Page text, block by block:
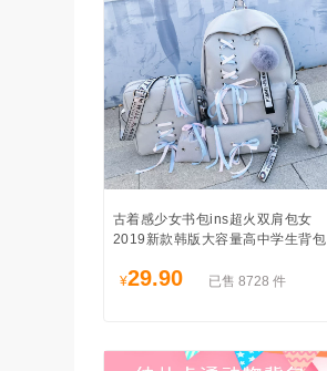
古着感少女书包ins超火双肩包女
2019新款韩版大容量高中学生背包
¥29.90 已售 8728 件